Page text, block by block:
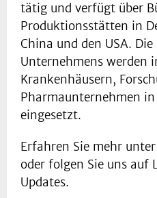
tätig und verfügt über
Produktionsstätten in
China und den USA.
Unternehmens werden
Krankenhäusern,
Pharmaunternehmen
eingesetzt.
Erfahren Sie mehr
oder folgen Sie uns auf
Updates.